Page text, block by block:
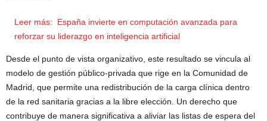
Leer más:
España invierte en computación avanzada para
reforzar su liderazgo en inteligencia artificial
Desde el punto de vista organizativo, este resultado se vincula al
modelo de gestión público-privada que rige en la Comunidad de
Madrid, que permite una redistribución de la carga clínica dentro
de la red sanitaria gracias a la libre elección. Un derecho que
contribuye de manera significativa a aliviar las listas de espera del